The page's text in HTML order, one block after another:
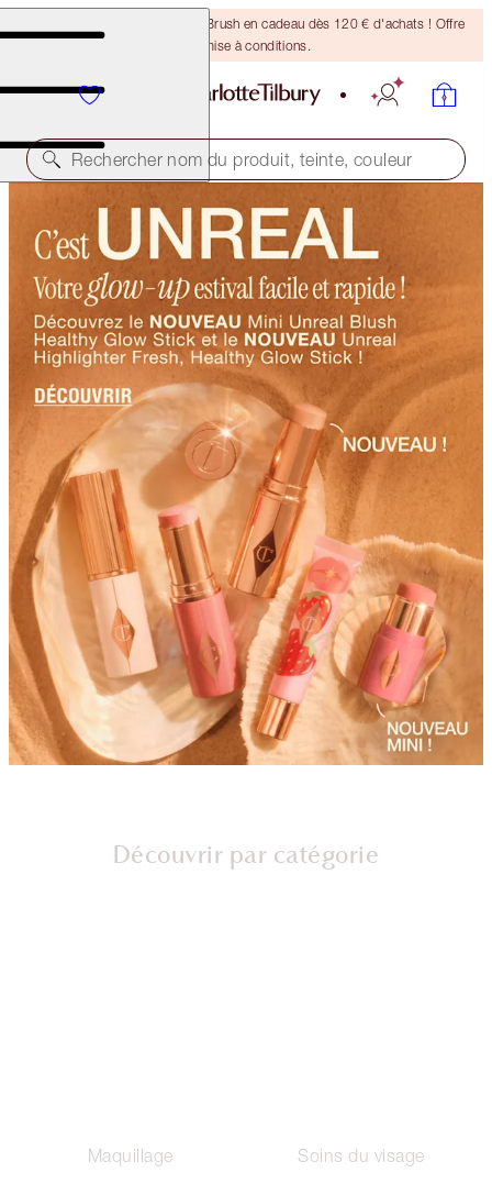
Recevez un pinceau Bronzing Brush en cadeau dès 120 € d'achats ! Offre
soumise à conditions.
Rechercher nom du produit, teinte, couleur
Découvrir par catégorie
Maquillage Soins du visage